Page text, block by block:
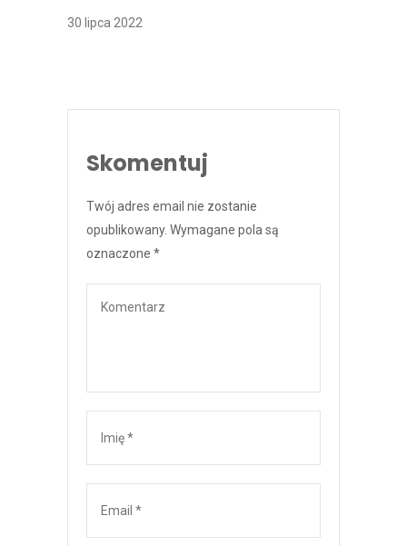
30 lipca 2022
Skomentuj
Twój adres email nie zostanie
opublikowany. Wymagane pola są
oznaczone *